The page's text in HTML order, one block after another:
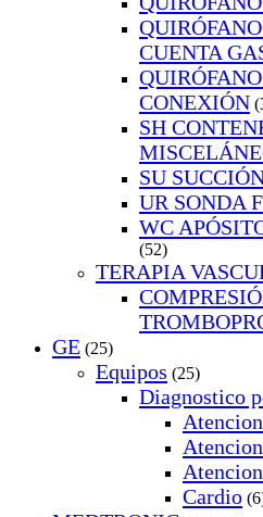
CUENTA
CONEXIÓN
SH
SU
UR SONDA
WC
(52)
TERAPIA
GE (25)
Equipos (25)
Diagnostico
Cardio